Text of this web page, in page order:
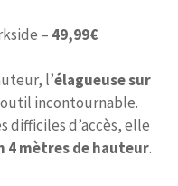
– 49,99€
l’élagueuse sur
incontournable.
difficiles d’accès, elle
4 mètres de hauteur.